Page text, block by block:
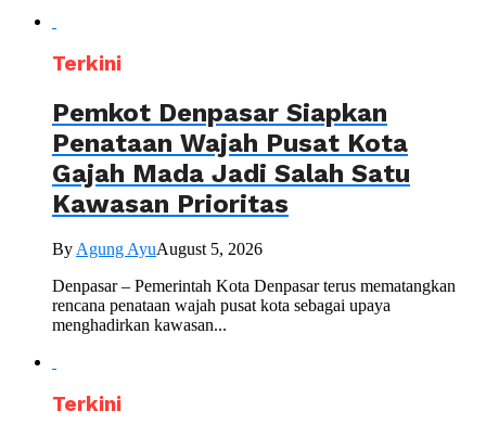
Terkini
Pemkot Denpasar Siapkan
Penataan Wajah Pusat Kota
Gajah Mada Jadi Salah Satu
Kawasan Prioritas
ByAgung AyuAugust 5, 2026
Denpasar – Pemerintah Kota Denpasar terus mematangkan
rencana penataan wajah pusat kota sebagai upaya
menghadirkan kawasan...
Terkini